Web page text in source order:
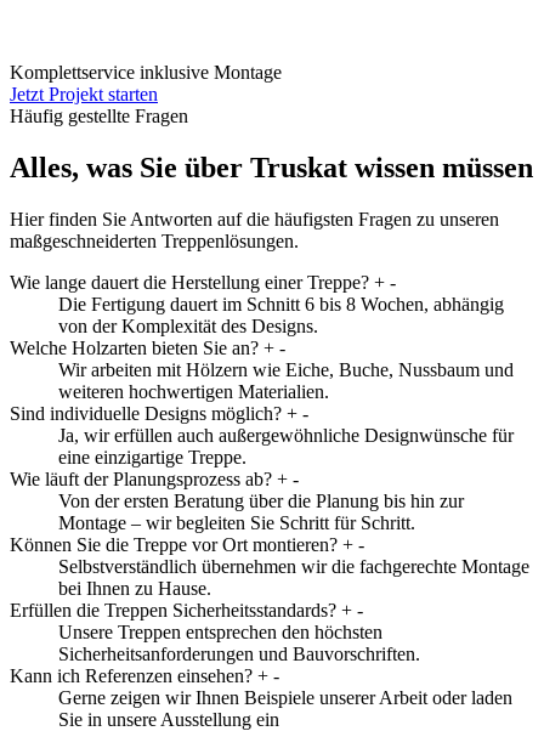
Komplettservice inklusive Montage
Jetzt Projekt starten
Häufig gestellte Fragen
Alles, was Sie über Truskat wissen müssen
Hier finden Sie Antworten auf die häufigsten Fragen zu unseren
maßgeschneiderten Treppenlösungen.
Wie lange dauert die Herstellung einer Treppe? + -
Die Fertigung dauert im Schnitt 6 bis 8 Wochen, abhängig
von der Komplexität des Designs.
Welche Holzarten bieten Sie an? + -
Wir arbeiten mit Hölzern wie Eiche, Buche, Nussbaum und
weiteren hochwertigen Materialien.
Sind individuelle Designs möglich? + -
Ja, wir erfüllen auch außergewöhnliche Designwünsche für
eine einzigartige Treppe.
Wie läuft der Planungsprozess ab? + -
Von der ersten Beratung über die Planung bis hin zur
Montage – wir begleiten Sie Schritt für Schritt.
Können Sie die Treppe vor Ort montieren? + -
Selbstverständlich übernehmen wir die fachgerechte Montage
bei Ihnen zu Hause.
Erfüllen die Treppen Sicherheitsstandards? + -
Unsere Treppen entsprechen den höchsten
Sicherheitsanforderungen und Bauvorschriften.
Kann ich Referenzen einsehen? + -
Gerne zeigen wir Ihnen Beispiele unserer Arbeit oder laden
Sie in unsere Ausstellung ein